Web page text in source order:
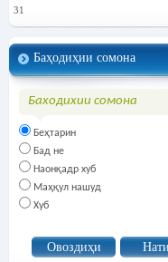
31
Баҳодиҳии сомона
Баходихии сомона
Беҳтарин
Бад не
Наонқадр хуб
Маҳқул нашуд
Хуб